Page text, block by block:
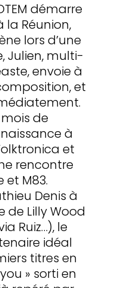
démarre
la Réunion,
lors d’une
Julien, multi-
envoie à
et
de
à
et
rencontre
et M83.
Denis à
de Lilly Wood
Ruiz…), le
idéal
titres en
» sorti en